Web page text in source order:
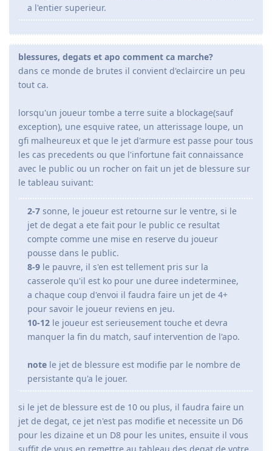
a l'entier superieur.
blessures, degats et apo comment ca marche?
dans ce monde de brutes il convient d'eclaircire un peu
tout ca.
lorsqu'un joueur tombe a terre suite a blockage(sauf
exception), une esquive ratee, un atterissage loupe, un
gfi malheureux et que le jet d'armure est passe pour tous
les cas precedents ou que l'infortune fait connaissance
avec le public ou un rocher on fait un jet de blessure sur
le tableau suivant:
2-7 sonne, le joueur est retourne sur le ventre, si le
jet de degat a ete fait pour le public ce resultat
compte comme une mise en reserve du joueur
pousse dans le public.
8-9 le pauvre, il s'en est tellement pris sur la
casserole qu'il est ko pour une duree indeterminee,
a chaque coup d'envoi il faudra faire un jet de 4+
pour savoir le joueur reviens en jeu.
10-12 le joueur est serieusement touche et devra
manquer la fin du match, sauf intervention de l'apo.
note le jet de blessure est modifie par le nombre de
persistante qu'a le jouer.
si le jet de blessure est de 10 ou plus, il faudra faire un
jet de degat, ce jet n'est pas modifie et necessite un D6
pour les dizaine et un D8 pour les unites, ensuite il vous
suffit de vous en remettre au tableau des degat de votre